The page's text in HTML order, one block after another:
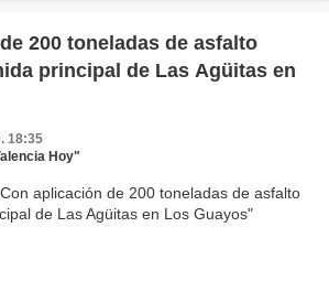
200 toneladas de asfalto
principal de Las Agüitas en
18:35
Hoy"